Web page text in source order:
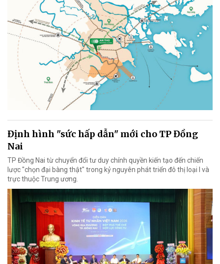
Định hình "sức hấp dẫn" mới cho TP Đồng
Nai
TP Đồng Nai từ chuyển đổi tư duy chính quyền kiến tạo đến chiến
lược "chọn đại bàng thật" trong kỷ nguyên phát triển đô thị loại I và
trực thuộc Trung ương.